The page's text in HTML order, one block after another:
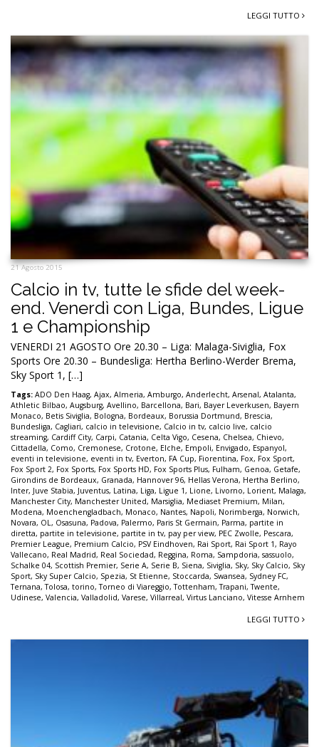
LEGGI TUTTO
21 Agosto 2015
Calcio in tv, tutte le sfide del week-
end. Venerdì con Liga, Bundes, Ligue
1 e Championship
VENERDI 21 AGOSTO Ore 20.30 – Liga: Malaga-Siviglia, Fox
Sports Ore 20.30 – Bundesliga: Hertha Berlino-Werder Brema,
Sky Sport 1, […]
Tags: ADO Den Haag, Ajax, Almeria, Amburgo, Anderlecht, Arsenal, Atalanta,
Athletic Bilbao, Augsburg, Avellino, Barcellona, Bari, Bayer Leverkusen, Bayern
Monaco, Betis Siviglia, Bologna, Bordeaux, Borussia Dortmund, Brescia,
Bundesliga, Cagliari, calcio in televisione, Calcio in tv, calcio live, calcio
streaming, Cardiff City, Carpi, Catania, Celta Vigo, Cesena, Chelsea, Chievo,
Cittadella, Como, Cremonese, Crotone, Elche, Empoli, Envigado, Espanyol,
eventi in televisione, eventi in tv, Everton, FA Cup, Fiorentina, Fox, Fox Sport,
Fox Sport 2, Fox Sports, Fox Sports HD, Fox Sports Plus, Fulham, Genoa, Getafe,
Girondins de Bordeaux, Granada, Hannover 96, Hellas Verona, Hertha Berlino,
Inter, Juve Stabia, Juventus, Latina, Liga, Ligue 1, Lione, Livorno, Lorient, Malaga,
Manchester City, Manchester United, Marsiglia, Mediaset Premium, Milan,
Modena, Moenchengladbach, Monaco, Nantes, Napoli, Norimberga, Norwich,
Novara, OL , Osasuna, Padova, Palermo, Paris St Germain, Parma, partite in
diretta, partite in televisione, partite in tv, pay per view, PEC Zwolle, Pescara,
Premier League, Premium Calcio, PSV Eindhoven, Rai Sport, Rai Sport 1, Rayo
Vallecano, Real Madrid, Real Sociedad, Reggina, Roma, Sampdoria, sassuolo,
Schalke 04, Scottish Premier, Serie A, Serie B, Siena, Siviglia, Sky, Sky Calcio, Sky
Sport, Sky Super Calcio, Spezia, St Etienne, Stoccarda, Swansea, Sydney FC,
Ternana,Tolosa, torino,Torneo di Viareggio,Tottenham,Trapani,Twente,
Udinese, Valencia, Valladolid, Varese, Villarreal, Virtus Lanciano, Vitesse Arnhem
LEGGI TUTTO